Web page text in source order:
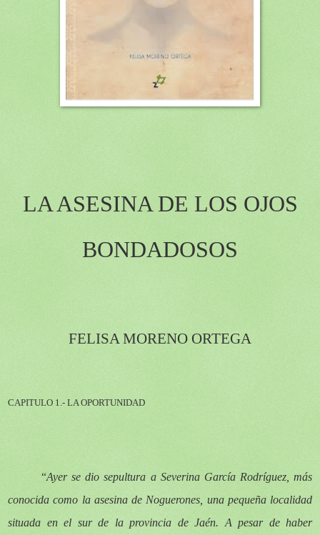
LA ASESINA DE LOS OJOS
BONDADOSOS
FELISA MORENO ORTEGA
CAPITULO 1.- LA OPORTUNIDAD
“Ayer se dio sepultura a Severina García Rodríguez, más
conocida como la asesina de Noguerones, una pequeña localidad
situada en el sur de la provincia de Jaén. A pesar de haber